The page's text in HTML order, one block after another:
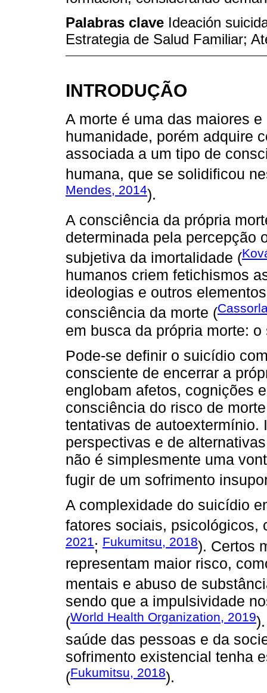
Palabras clave Ideación
Estrategia de Salud Familiar;
INTRODUÇÃO
A morte é uma das maiores
humanidade, porém adquire
associada a um tipo de
humana, que se solidificou
Mendes, 2014).
A consciência da própria
determinada pela percepção
subjetiva da imortalidade (
humanos criem fetichismos
ideologias e outros
consciência da morte (
em busca da própria morte:
Pode-se definir o suicídio
consciente de encerrar a
englobam afetos, cognições
consciência do risco de
tentativas de autoextermínio.
perspectivas e de
não é simplesmente uma
fugir de um sofrimento
A complexidade do suicídio
fatores sociais, psicológicos,
2021; Fukumitsu, 2018). Certos
representam maior risco,
mentais e abuso de
sendo que a impulsividade
(World Health Organization, 2019
saúde das pessoas e da
sofrimento existencial tenha
(Fukumitsu, 2018).